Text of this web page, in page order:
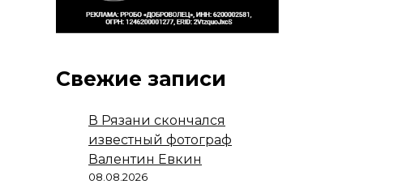
Свежие записи
В Рязани скончался
известный фотограф
Валентин Евкин
08.08.2026